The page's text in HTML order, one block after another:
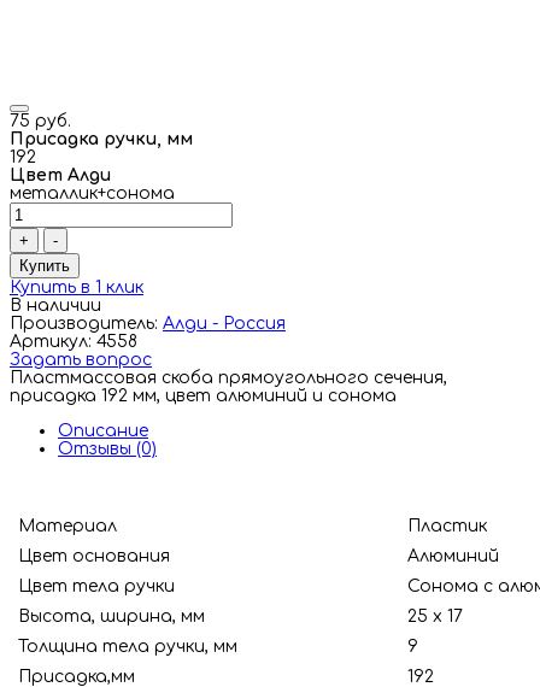
75 руб.
Присадка ручки, мм
192
Цвет Алди
металлик+сонома
+
-
Купить
Купить в 1 клик
В наличии
Производитель: Алди - Россия
Артикул: 4558
Задать вопрос
Пластмассовая скоба прямоугольного сечения,
присадка 192 мм, цвет алюминий и сонома
Описание
Отзывы (0)
Материал
Пластик
Цвет основания
Алюминий
Цвет тела ручки
Сонома с
Высота, ширина, мм
25 х 17
Толщина тела ручки, мм
9
Присадка,мм
192